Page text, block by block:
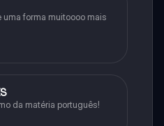
forma muitoooo mais
da matéria português!